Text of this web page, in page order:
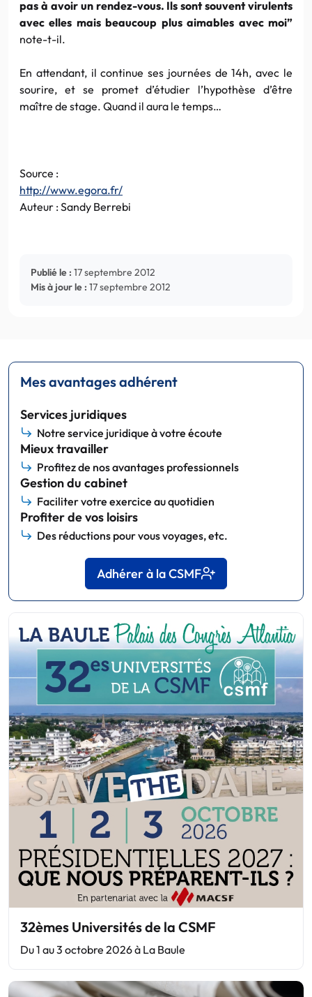
pas à avoir un rendez-vous. Ils sont souvent virulents
avec elles mais beaucoup plus aimables avec moi”
note-t-il.
En attendant, il continue ses journées de 14h, avec le
sourire, et se promet d’étudier l’hypothèse d’être
maître de stage. Quand il aura le temps…
Source :
http://www.egora.fr/
Auteur : Sandy Berrebi
Publié le : 17 septembre 2012
Mis à jour le : 17 septembre 2012
Mes avantages adhérent
Services juridiques
Notre service juridique à votre écoute
Mieux travailler
Profitez de nos avantages professionnels
Gestion du cabinet
Faciliter votre exercice au quotidien
Profiter de vos loisirs
Des réductions pour vous voyages, etc.
Adhérer à la CSMF
32èmes Universités de la CSMF
Du 1 au 3 octobre 2026 à La Baule